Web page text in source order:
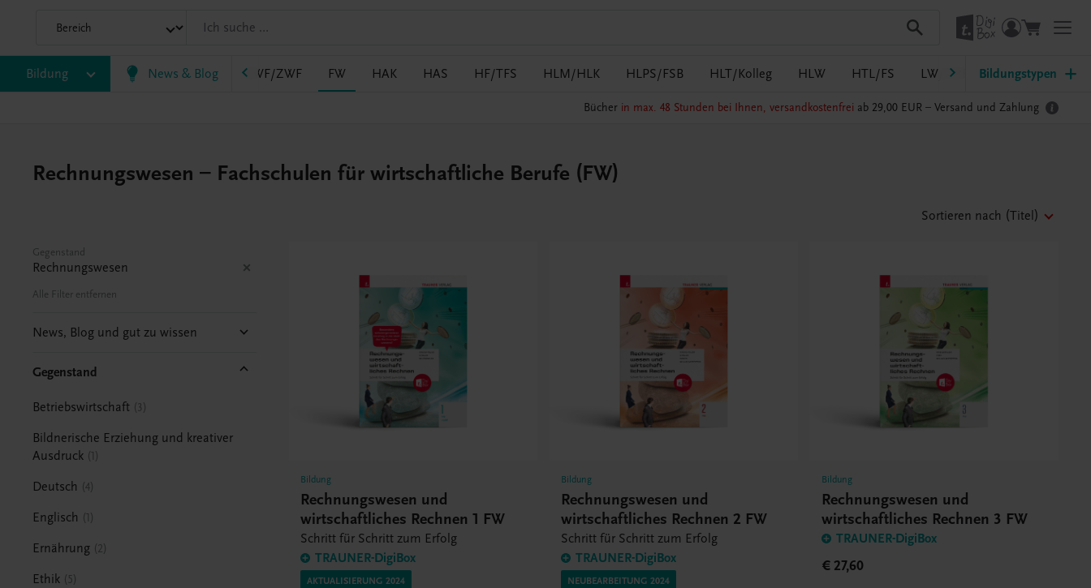
Bildung News & Blog
BAFEP/BASOP BRP BS EWF/ZWF FW HAK HAS HF/TFS HLM/HLK HLPS/FSB HLT/Kolleg HLW HTL/FS LW/LWBF MS/ASO
Bildungstypen
Bücher in max. 48 Stunden bei Ihnen, versandkostenfrei ab 29,00 EUR – Versand und Zahlung
Rechnungswesen – Fachschulen für wirtschaftliche Berufe (FW)
Sortieren nach (Titel)
Gegenstand
Rechnungswesen
Alle Filter entfernen
News, Blog und gut zu wissen
Gegenstand
Betriebswirtschaft 3
Bildnerische Erziehung und kreativer
Ausdruck 1
Deutsch 4
Englisch 1
Ernährung 2
Ethik 5
Bildung
Rechnungswesen und
wirtschaftliches Rechnen 1 FW
Schritt für Schritt zum Erfolg
TRAUNER-DigiBox
AKTUALISIERUNG 2024
Bildung
Rechnungswesen und
wirtschaftliches Rechnen 2 FW
Schritt für Schritt zum Erfolg
TRAUNER-DigiBox
NEUBEARBEITUNG 2024
Bildung
Rechnungswesen und
wirtschaftliches Rechnen 3 FW
TRAUNER-DigiBox
€ 27,60